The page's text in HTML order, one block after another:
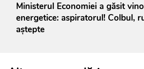
Ministerul Economiei a găsit
energetice: aspiratorul! Colbul,
aștepte